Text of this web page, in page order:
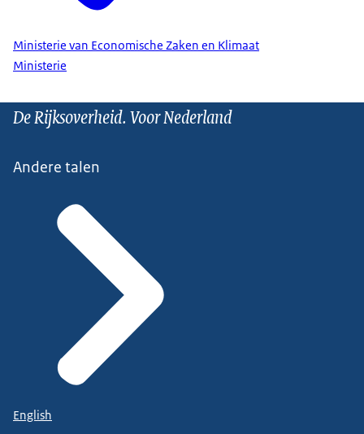
Ministerie van Economische Zaken en Klimaat
Ministerie
De Rijksoverheid. Voor Nederland
Andere talen
English